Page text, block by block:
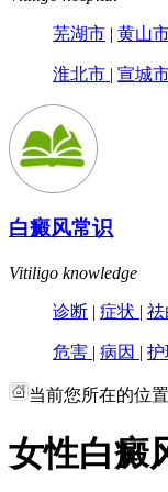
芜湖市 | 黄山
淮北市 | 宣城
白癜风常识
Vitiligo knowledge
诊断 | 症状 | 祛
危害 | 病因 | 护
当前您所在的位置
女性白癜